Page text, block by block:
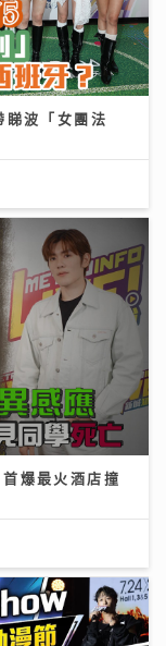
波「女團法
爆最火酒店撞